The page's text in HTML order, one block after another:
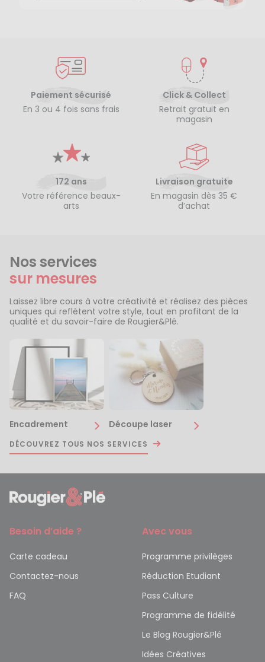
Paiement sécurisé
En 3 ou 4 fois sans frais
Click & Collect
Retrait gratuit en
magasin
172 ans
Votre référence beaux-
arts
Livraison gratuite
En magasin dès 35 €
d’achat
Nos services
sur mesures
Laissez libre cours à votre créativité et réalisez des pièces
uniques qui reflètent votre style, tout en profitant de la
qualité et du savoir-faire de Rougier&Plé.
Encadrement Découpe laser
DÉCOUVREZ TOUS NOS SERVICES
Besoin d’aide ?
Carte cadeau
Contactez-nous
FAQ
Avec vous
Programme privilèges
Réduction Etudiant
Pass Culture
Programme de fidélité
Le Blog Rougier&Plé
Idées Créatives